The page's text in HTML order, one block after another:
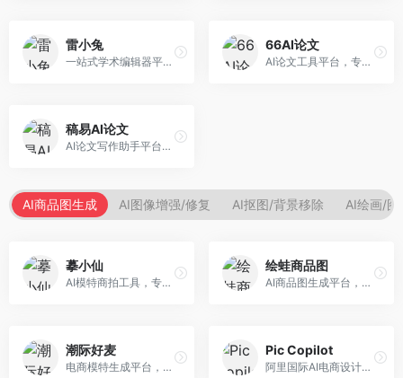
雷小兔
一站式学术编辑器平台，覆盖论文写作全流程。面向高校学生和科研人员，提供选题分析、文献检索、论文生成、查重降重等服务，操作流程清晰，学术写作效率显著提升。
66AI论文
AI论文工具平台，专注于高质量低查重论文生成。面向大学生和研究生，提供论文写作、降重修改等服务，生成内容原创度高，查重率低。
稿易AI论文
AI论文写作助手平台，提供智能化学术写作支持。面向高校学生，支持多种论文类型生成，提供参考文献管理和格式规范服务，操作流程简单。
AI商品图生成 AI图像增强/修复 AI抠图/背景移除 AI绘画/图
摹小仙
AI模特商拍工具，专注于服装电商。面向服装电商卖家，提供虚拟模特试穿、商品展示图生成等服务，模特形象多样，拍摄成本低。
绘蛙商品图
AI商品图生成平台，支持模特换装和场景生成。面向电商卖家，提供商品上身效果展示、场景化商品图生成等服务，电商营销效果显著。
潮际好麦
电商模特生成平台，支持AI虚拟模特创作。面向服装和配饰电商，提供模特试穿、商品展示、营销素材生成等服务，模特形象可定制。
Pic Copilot
阿里国际AI电商设计工具，专注于跨境电商。面向跨境电商卖家，提供商品图优化、营销海报生成、多语言适配等服务，海外市场适配性强。